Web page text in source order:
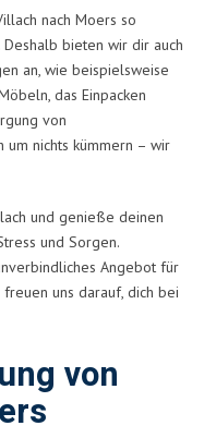
nach Moers so
bieten wir dir auch
an, wie beispielsweise
das Einpacken
von
um nichts kümmern – wir
und genieße deinen
und Sorgen.
Angebot für
uns darauf, dich bei
von